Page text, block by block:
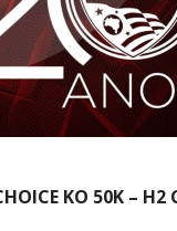
KO 50K – H2